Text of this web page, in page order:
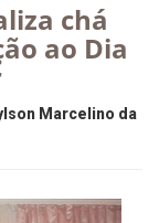
chá
ao Dia
Marcelino da